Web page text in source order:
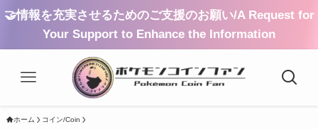
🤝情報を充実させるためのご支援のお願い/A Request for
Your Support to Enhance the Information
ホーム コイン/Coin